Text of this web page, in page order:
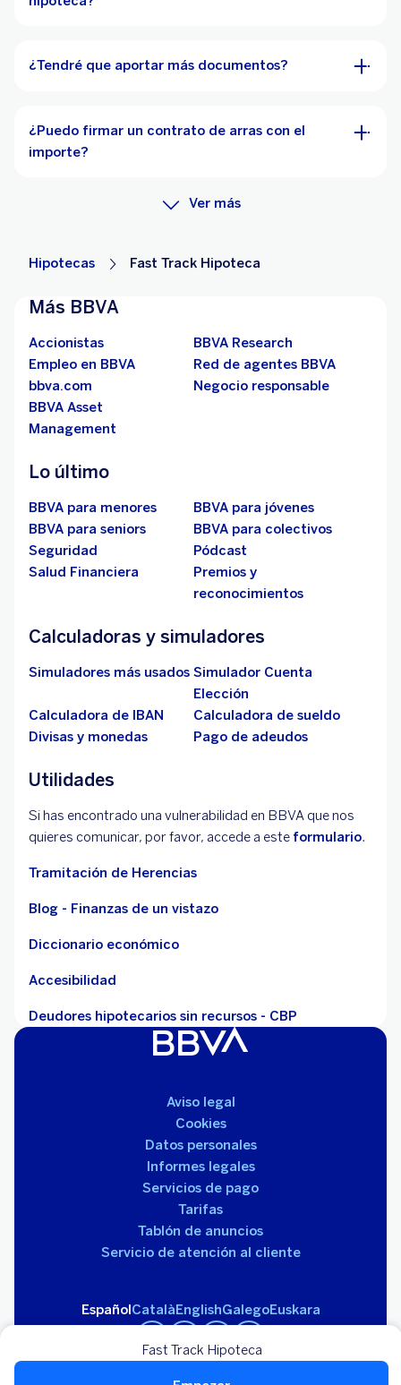
¿Tendré que aportar más documentos?
¿Puedo firmar un contrato de arras con el
importe?
Ver más
Fast Track Hipoteca
Hipotecas Fast Track Hipoteca
Más BBVA
Accionistas
BBVA Research
Empleo en BBVA
Red de agentes BBVA
bbva.com
Negocio responsable
BBVA Asset
Management
Lo último
BBVA para menores
BBVA para jóvenes
BBVA para seniors
BBVA para colectivos
Seguridad
Pódcast
Salud Financiera
Premios y
reconocimientos
Calculadoras y simuladores
Simuladores más usados Simulador Cuenta
Elección
Calculadora de IBAN
Calculadora de sueldo
Divisas y monedas
Pago de adeudos
Utilidades
Si has encontrado una vulnerabilidad en BBVA que nos
quieres comunicar, por favor, accede a este formulario.
Tramitación de Herencias
Blog - Finanzas de un vistazo
Diccionario económico
Accesibilidad
Deudores hipotecarios sin recursos - CBP
Aviso legal
Cookies
Datos personales
Informes legales
Servicios de pago
Tarifas
Tablón de anuncios
Servicio de atención al cliente
EspañolCatalàEnglishGalegoEuskara